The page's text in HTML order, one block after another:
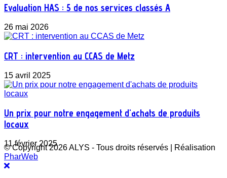
Evaluation HAS : 5 de nos services classés A
26 mai 2026
CRT : intervention au CCAS de Metz
15 avril 2025
Un prix pour notre engagement d'achats de produits
locaux
11 février 2025
© Copyright 2026 ALYS - Tous droits réservés | Réalisation
PharWeb